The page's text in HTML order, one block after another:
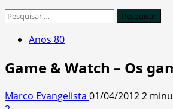
Pesquisar
Anos 80
Game & Watch – Os
Marco Evangelista 01/04/20122